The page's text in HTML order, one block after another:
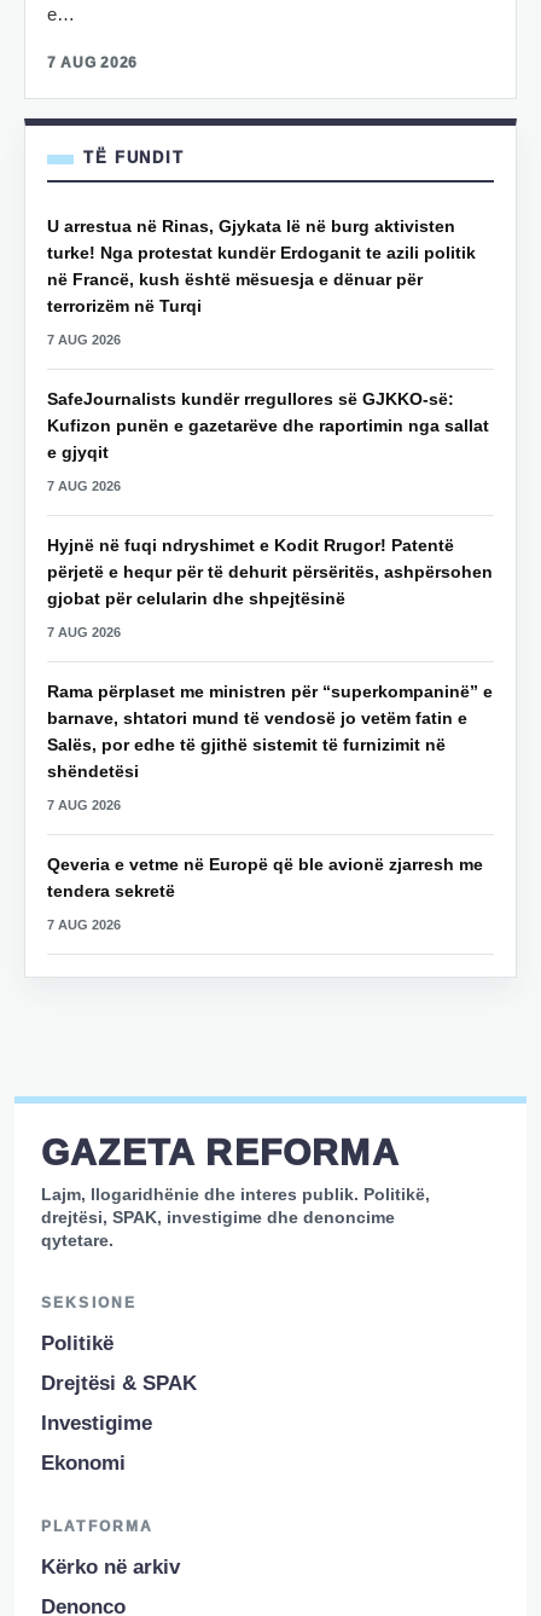
e…
7 AUG 2026
TË FUNDIT
U arrestua në Rinas, Gjykata lë në burg aktivisten
turke! Nga protestat kundër Erdoganit te azili politik
në Francë, kush është mësuesja e dënuar për
terrorizëm në Turqi
7 AUG 2026
SafeJournalists kundër rregullores së GJKKO-së:
Kufizon punën e gazetarëve dhe raportimin nga sallat
e gjyqit
7 AUG 2026
Hyjnë në fuqi ndryshimet e Kodit Rrugor! Patentë
përjetë e hequr për të dehurit përsëritës, ashpërsohen
gjobat për celularin dhe shpejtësinë
7 AUG 2026
Rama përplaset me ministren për “superkompaninë” e
barnave, shtatori mund të vendosë jo vetëm fatin e
Salës, por edhe të gjithë sistemit të furnizimit në
shëndetësi
7 AUG 2026
Qeveria e vetme në Europë që ble avionë zjarresh me
tendera sekretë
7 AUG 2026
GAZETA REFORMA
Lajm, llogaridhënie dhe interes publik. Politikë,
drejtësi, SPAK, investigime dhe denoncime
qytetare.
SEKSIONE
Politikë
Drejtësi & SPAK
Investigime
Ekonomi
PLATFORMA
Kërko në arkiv
Denonco